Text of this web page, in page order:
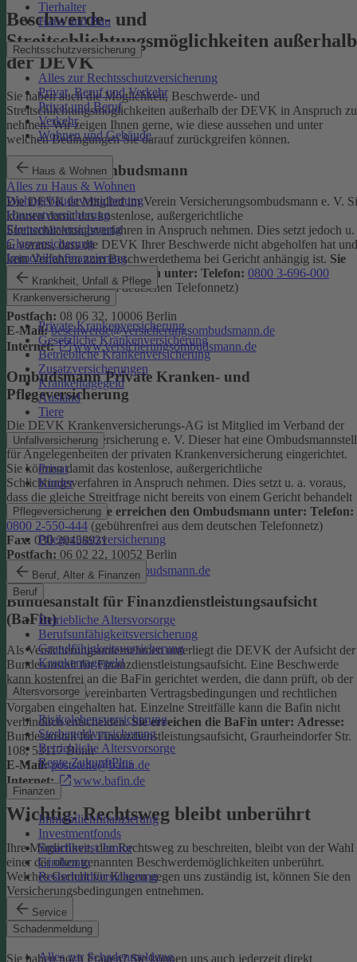
Tierhalter
Haus und Bau
Rechtsschutzversicherung
Alles zur Rechtsschutzversicherung
Privat, Beruf und Verkehr
Privat und Beruf
Verkehr
Wohnen und Gebäude
Haus & Wohnen
Alles zu Haus & Wohnen
Wohngebäudeversicherung
Hausratversicherung
Elementarversicherung
Glasversicherung
Immobilienfinanzierung
Krankheit, Unfall & Pflege
Krankenversicherung
Private Krankenversicherung
Gesetzliche Krankenversicherung
Betriebliche Krankenversicherung
Zusatzversicherungen
Krankentagegeld
Ausland
Tiere
Unfallversicherung
Privat
Kinder
Pflegeversicherung
Pflegezusatzversicherung
Beruf, Alter & Finanzen
Beruf
Betriebliche Altersvorsorge
Berufsunfähigkeitsversicherung
Grundfähigkeitsversicherung
Krankentagegeld
Altersvorsorge
Risikolebensversicherung
Sterbegeldversicherung
Betriebliche Altersvorsorge
Rente ZukunftPlus
Finanzen
Immobilienfinanzierung
Investmentfonds
SmartInvest Junior
Girokonto
Restschuldversicherung
Service
Schadenmeldung
Alles zur Schadenmeldung
Beschwerde- und
Streitschlichtungsmöglichkeiten außerhalb
der DEVK
Sie haben auch die Möglichkeit, Beschwerde- und
Streitschlichtungsmöglichkeiten außerhalb der DEVK in Anspruch zu
nehmen. Wir zeigen Ihnen gerne, wie diese aussehen und unter
welchen Bedingungen Sie darauf zurückgreifen können.
Versicherungsombudsmann
Die DEVK ist Mitglied im Verein Versicherungsombudsmann e. V.
können damit das kostenlose, außergerichtliche
Streitschlichtungsverfahren in Anspruch nehmen. Dies setzt jedoch u.
a. voraus, dass die DEVK Ihrer Beschwerde nicht abgeholfen hat und
kein Verfahren zum Beschwerdethema bei Gericht anhängig ist. Sie
erreichen den Ombudsmann unter: Telefon: 0800 3-696-000
(gebührenfrei aus dem deutschen Telefonnetz)
Fax:0800 3-699-000
Postfach: 08 06 32, 10006 Berlin
E-Mail:beschwerde@versicherungsombudsmann.de
Internet:
www.versicherungsombudsmann.de
Ombudsmann Private Kranken- und
Pflegeversicherung
Die DEVK Krankenversicherungs-AG ist Mitglied im Verband der
privaten Krankenversicherung e. V. Dieser hat eine
für Angelegenheiten der privaten Krankenversicherung eingerichtet.
Sie können damit das kostenlose, außergerichtliche
Schlichtungsverfahren in Anspruch nehmen. Dies setzt u. a. voraus,
dass die gleiche Streitfrage nicht bereits von einem Gericht behandelt
wird oder wurde.Sie erreichen den Ombudsmann unter: Telefon:
0800 2-550-444 (gebührenfrei aus dem deutschen Telefonnetz)
Fax: 030 20458931
Postfach: 06 02 22, 10052 Berlin
Internet:
www.pkv-ombudsmann.de
Bundesanstalt für Finanzdienstleistungsaufsicht
(BaFin)
Als Versicherungsunternehmen unterliegt die DEVK der Aufsicht der
Bundesanstalt für Finanzdienstleistungsaufsicht. Eine Beschwerde
kann kostenfrei an die BaFin gerichtet werden, die dann prüft, ob der
Versicherer die vereinbarten Vertragsbedingungen und rechtlichen
Vorgaben eingehalten hat. Einzelne Streitfälle kann die Bafin nicht
verbindlich entscheiden.Sie erreichen die BaFin unter: Adresse:
Bundesanstalt für Finanzdienstleistungsaufsicht, Graurheindorfer Str.
108, 53117 Bonn
E-Mail: poststelle@bafin.de
Internet:
www.bafin.de
Wichtig: Rechtsweg bleibt unberührt
Ihre Möglichkeit, den Rechtsweg zu beschreiten, bleibt von der Wahl
einer der oben genannten Beschwerdemöglichkeiten unberührt.
Welches Gericht für Klagen gegen uns zuständig ist, können Sie den
Versicherungsbedingungen entnehmen.
Kontakt
Sie haben noch Fragen? Sie können uns auch jederzeit direkt